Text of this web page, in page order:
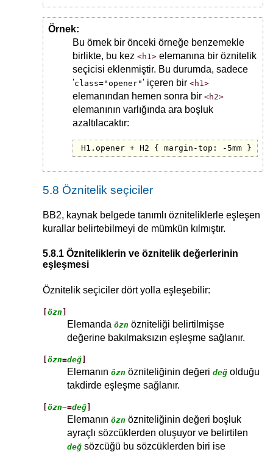
Örnek:
Bu örnek bir önceki örneğe benzemekle
birlikte, bu kez <h1> elemanına bir öznitelik
seçicisi eklenmiştir. Bu durumda, sadece
'class="opener"' içeren bir <h1>
elemanından hemen sonra bir <h2>
elemanının varlığında ara boşluk
azaltılacaktır:
H1.opener + H2 { margin-top: -5mm }
5.8 Öznitelik seçiciler
BB2, kaynak belgede tanımlı özniteliklerle eşleşen
kurallar belirtebilmeyi de mümkün kılmıştır.
5.8.1 Özniteliklerin ve öznitelik değerlerinin
eşleşmesi
Öznitelik seçiciler dört yolla eşleşebilir:
[özn ]
Elemanda özn özniteliği belirtilmişse
değerine bakılmaksızın eşleşme sağlanır.
[özn=değ]
Elemanın özn özniteliğinin değeri değ olduğu
takdirde eşleşme sağlanır.
[özn~=değ]
Elemanın özn özniteliğinin değeri boşluk
ayraçlı sözcüklerden oluşuyor ve belirtilen
değ sözcüğü bu sözcüklerden biri ise